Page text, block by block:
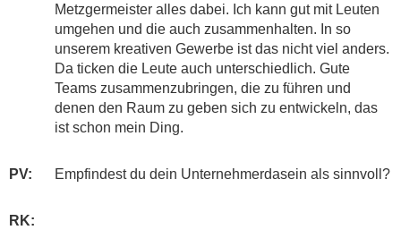
Metzgermeister alles dabei. Ich kann gut mit Leuten
umgehen und die auch zusammenhalten. In so
unserem kreativen Gewerbe ist das nicht viel anders.
Da ticken die Leute auch unterschiedlich. Gute
Teams zusammenzubringen, die zu führen und
denen den Raum zu geben sich zu entwickeln, das
ist schon mein Ding.
PV: Empfindest du dein Unternehmerdasein als sinnvoll?
RK: